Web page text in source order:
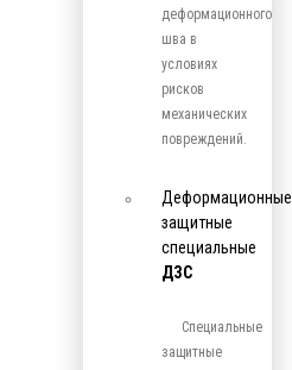
деформационного
шва в
условиях
рисков
механических
повреждений.
Деформационные
защитные
специальные
ДЗС
Специальные
защитные